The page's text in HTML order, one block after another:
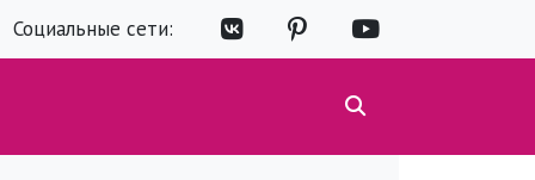
Социальные сети: